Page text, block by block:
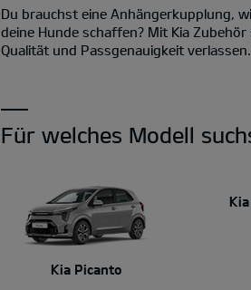
Du brauchst eine Anhängerkupplung,
deine Hunde schaffen? Mit Kia
Qualität und Passgenauigkeit
Für welches Modell
Kia Picanto